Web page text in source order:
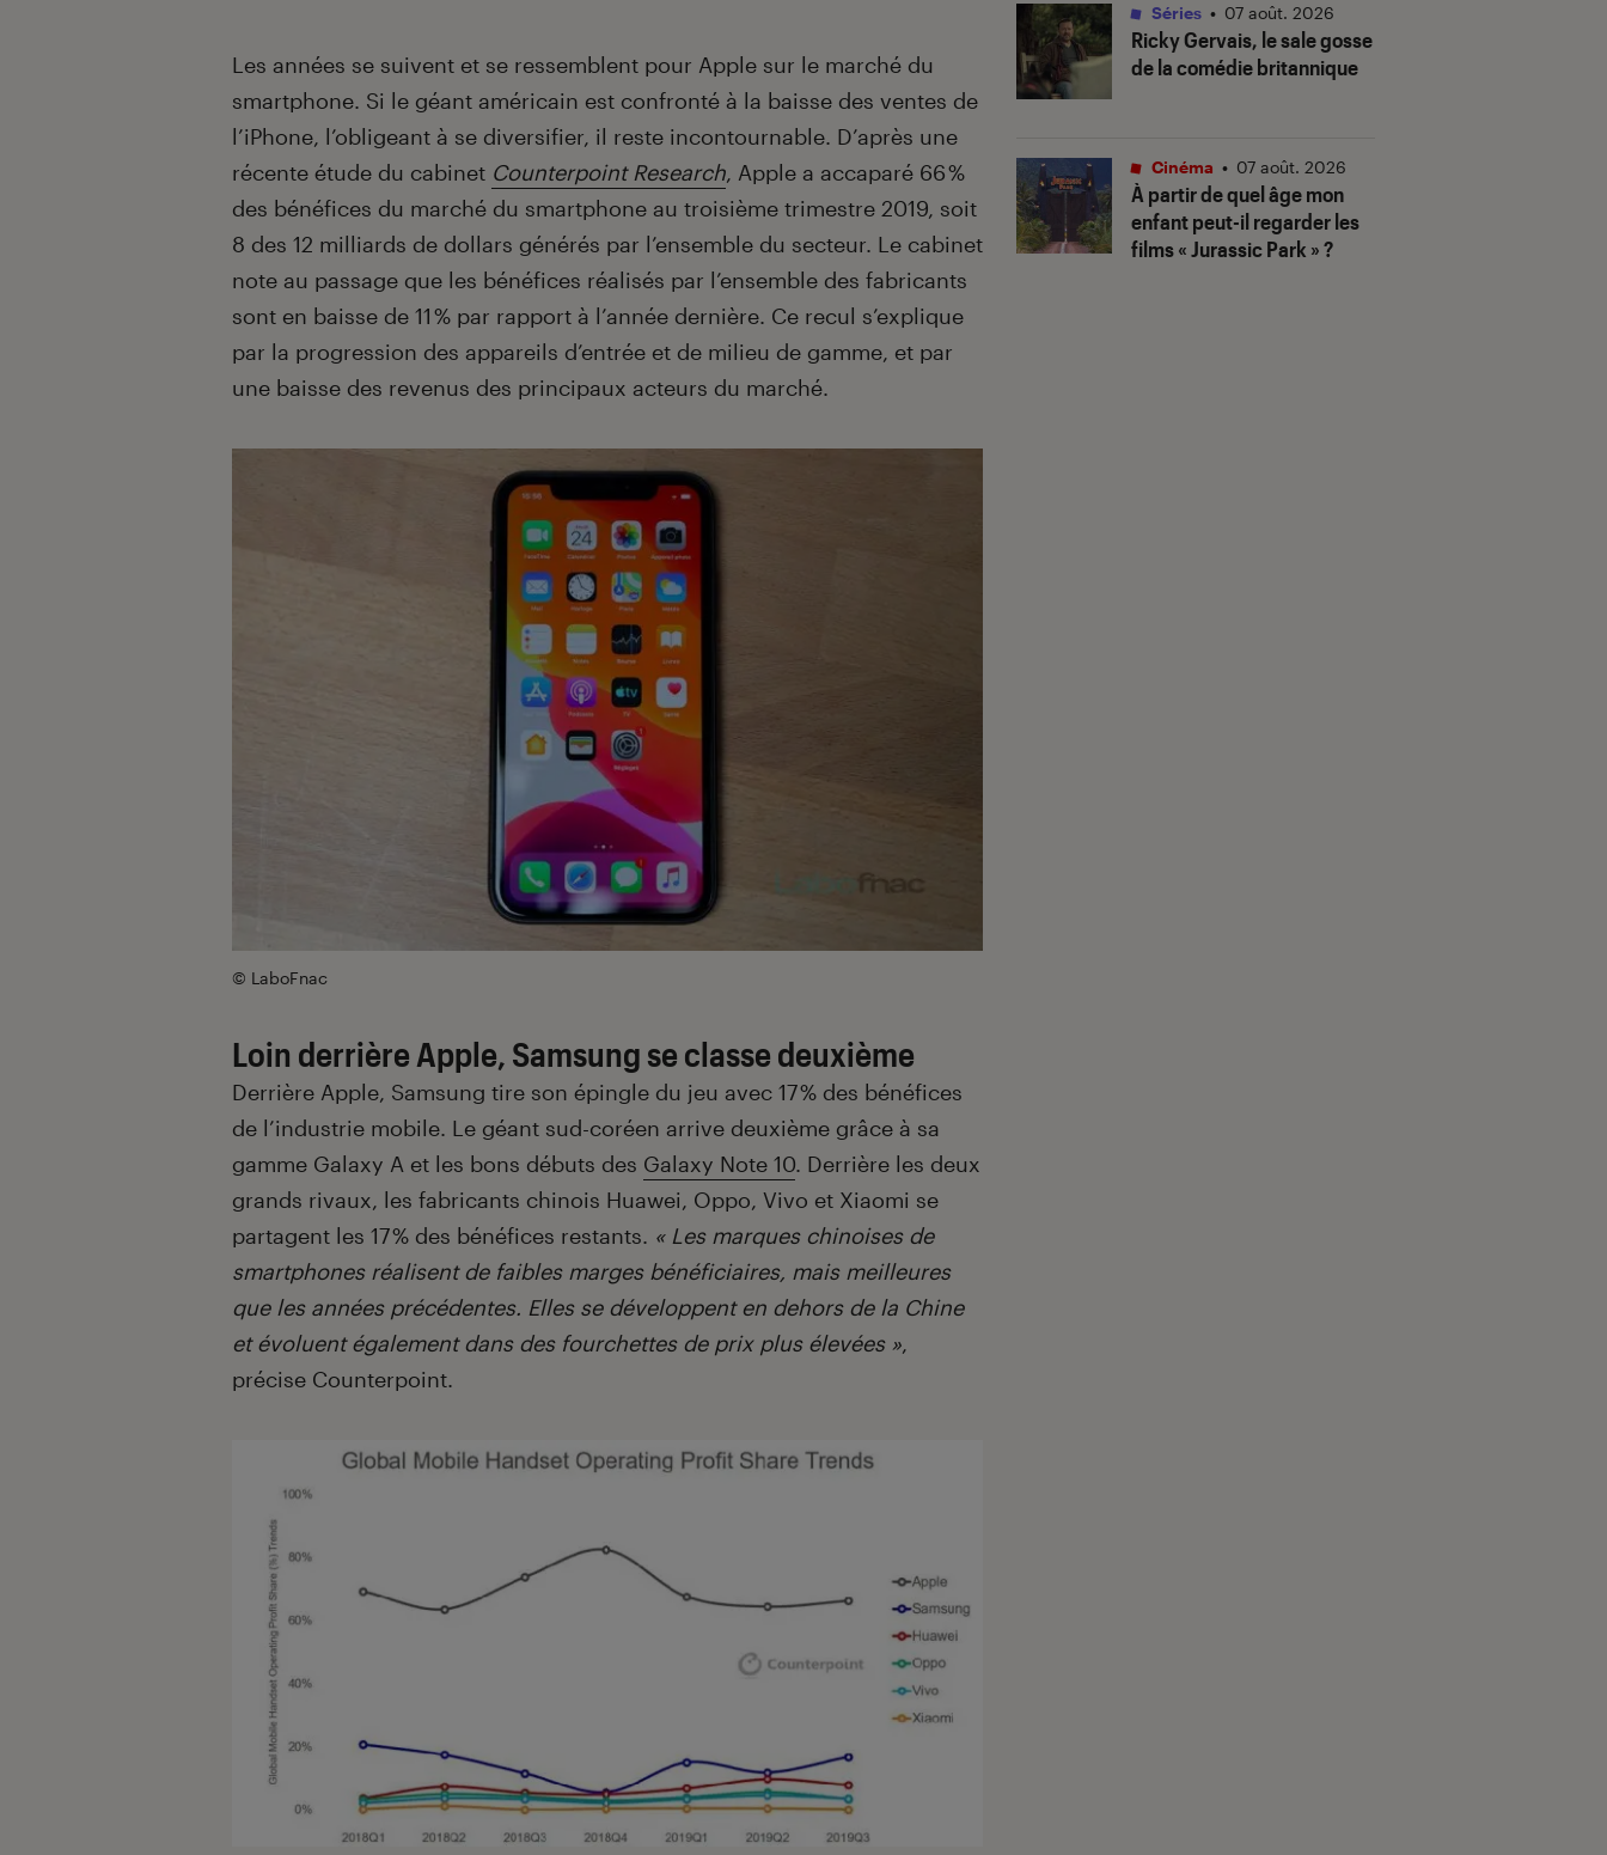
Introduction
Les années se suivent et se ressemblent pour Apple sur le marché du
smartphone. Si le géant américain est confronté à la baisse des ventes de
l’iPhone, l’obligeant à se diversifier, il reste incontournable. D’après une
récente étude du cabinet Counterpoint Research, Apple a accaparé 66 %
des bénéfices du marché du smartphone au troisième trimestre 2019, soit
8 des 12 milliards de dollars générés par l’ensemble du secteur. Le cabinet
note au passage que les bénéfices réalisés par l’ensemble des fabricants
sont en baisse de 11 % par rapport à l’année dernière. Ce recul s’explique
par la progression des appareils d’entrée et de milieu de gamme, et par
une baisse des revenus des principaux acteurs du marché.
© LaboFnac
Loin derrière Apple, Samsung se classe deuxième
Derrière Apple, Samsung tire son épingle du jeu avec 17 % des bénéfices
de l’industrie mobile. Le géant sud-coréen arrive deuxième grâce à sa
gamme Galaxy A et les bons débuts des Galaxy Note 10. Derrière les deux
grands rivaux, les fabricants chinois Huawei, Oppo, Vivo et Xiaomi se
partagent les 17 % des bénéfices restants. « Les marques chinoises de
smartphones réalisent de faibles marges bénéficiaires, mais meilleures
que les années précédentes. Elles se développent en dehors de la Chine
et évoluent également dans des fourchettes de prix plus élevées »,
précise Counterpoint.
Ricky Gervais, le sale gosse
de la comédie britannique
Séries • 07 août. 2026
À partir de quel âge mon
enfant peut-il regarder les
films « Jurassic Park » ?
Cinéma • 07 août. 2026